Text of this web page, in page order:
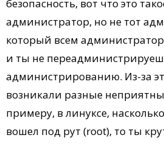
безопасность, вот что это
администратор, но не тот
который всем
и ты не
администрированию. Из-за
возникали разные
примеру, в линуксе,
вошел под рут (root), то ты